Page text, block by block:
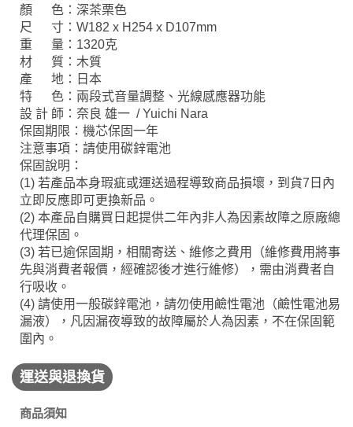
顏 色：深茶栗色
尺 寸：W182 x H254 x D107mm
重 量：1320克
材 質：木質
產 地：日本
特 色：兩段式音量調整、光線感應器功能
設 計 師：奈良 雄一 / Yuichi Nara
保固期限：機芯保固一年
注意事項：請使用碳鋅電池
保固說明：
(1) 若產品本身瑕疵或運送過程導致商品損壞，到貨7 日內
立即反應即可更換新品。
(2) 本產品自購買日起提供二年內非人為因素故障之原廠總
代理保固。
(3) 若已逾保固期，相關寄送、維修之費用（維修費用將事
先與消費者報價，經確認後才進行維修），需由消費者自
行吸收。
(4) 請使用一般碳鋅電池，請勿使用鹼性電池（鹼性電池易
漏液），凡因漏夜導致的故障屬於人為因素，不在保固範
圍內。
運送與退換貨
商品須知